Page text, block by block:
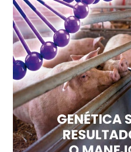
Ovo Vermelho - Regional
Recife (PE)
R$ 157,72
cx